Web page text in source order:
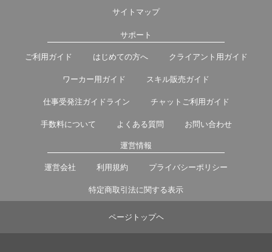
サイトマップ
サポート
ご利用ガイド はじめての方へ クライアント用ガイド
ワーカー用ガイド スキル販売ガイド
仕事受発注ガイドライン チャットご利用ガイド
手数料について よくある質問 お問い合わせ
運営情報
運営会社 利用規約 プライバシーポリシー
特定商取引法に関する表示
ページトップヘ